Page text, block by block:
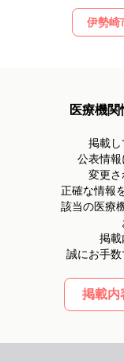
伊勢崎
医療機
掲載し
公表情報
変更さ
正確な情報
該当の医療
掲載
誠にお手数
掲載内